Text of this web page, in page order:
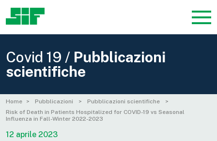
Covid 19 / Pubblicazioni
scientifiche
Home Pubblicazioni
Pubblicazioni scientifiche
Risk of Death in Patients Hospitalized for COVID-19 vs Seasonal
Influenza in Fall-Winter 2022-2023
12 aprile 2023